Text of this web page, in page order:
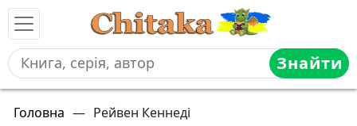
Знайти
Головна — Рейвен Кеннеді